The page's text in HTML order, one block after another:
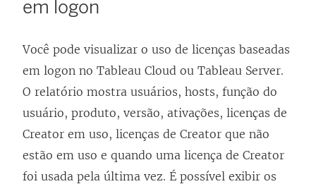
em logon
Você pode visualizar o uso de licenças baseadas
em logon no Tableau Cloud ou Tableau Server.
O relatório mostra usuários, hosts, função do
usuário, produto, versão, ativações, licenças de
Creator em uso, licenças de Creator que não
estão em uso e quando uma licença de Creator
foi usada pela última vez. É possível exibir os